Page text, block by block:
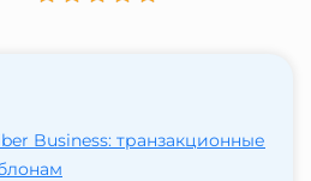
Business: транзакционные